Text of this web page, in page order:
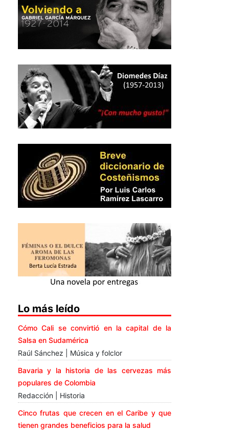
Lo más leído
Cómo Cali se convirtió en la capital de la
Salsa en Sudamérica
Raúl Sánchez | Música y folclor
Bavaria y la historia de las cervezas más
populares de Colombia
Redacción | Historia
Cinco frutas que crecen en el Caribe y que
tienen grandes beneficios para la salud